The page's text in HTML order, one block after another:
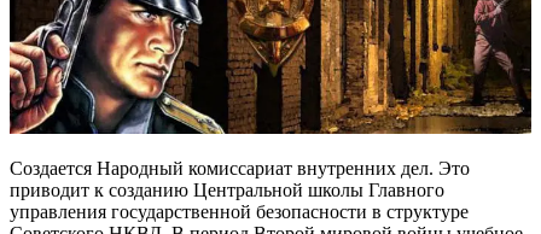
Создается Народный комиссариат внутренних дел. Это
приводит к созданию Центральной школы Главного
управления государственной безопасности в структуре